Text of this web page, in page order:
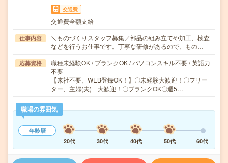
交通費
交通費全額支給
仕事内容
＼ものづくりスタッフ募集／部品の組み立てや加工、検査
などを行うお仕事です。丁寧な研修があるので、もの…
応募資格
職種未経験OK / ブランクOK / パソコンスキル不要 / 英語力
不要
【来社不要、WEB登録OK！】〇未経験大歓迎！〇フリー
ター、主婦(夫) 大歓迎！〇ブランクOK〇週5…
職場の雰囲気
年齢層
20代
30代 40代 50代 60代